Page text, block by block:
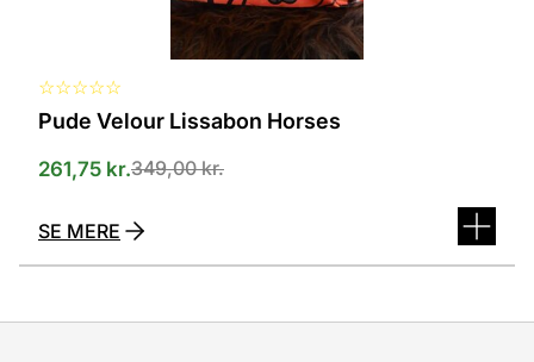
☆☆☆☆☆
Pude Velour Lissabon Horses
349,00kr.
261,75 kr.
SE MERE